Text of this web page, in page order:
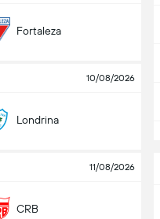
Fortaleza
10/08/2026
Londrina
11/08/2026
CRB